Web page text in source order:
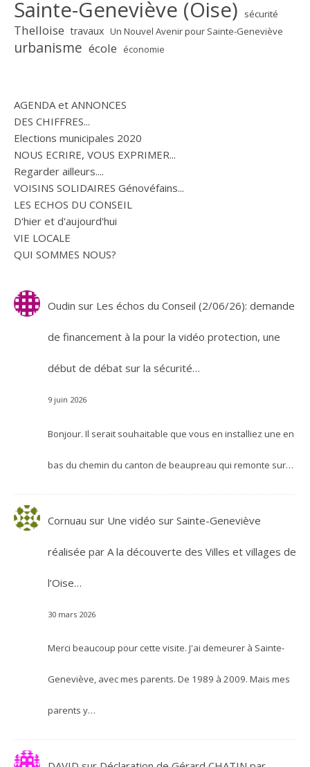
Sainte-Geneviève (Oise) sécurité
Thelloise travaux Un Nouvel Avenir pour Sainte-Geneviève
urbanisme école économie
AGENDA et ANNONCES
DES CHIFFRES...
Elections municipales 2020
NOUS ECRIRE, VOUS EXPRIMER...
Regarder ailleurs....
VOISINS SOLIDAIRES Génovéfains...
LES ECHOS DU CONSEIL
D'hier et d'aujourd'hui
VIE LOCALE
QUI SOMMES NOUS?
Oudin sur Les échos du Conseil (2/06/26): demande
de financement à la pour la vidéo protection, une
début de débat sur la sécurité…
9 juin 2026
Bonjour. Il serait souhaitable que vous en installiez une en
bas du chemin du canton de beaupreau qui remonte sur…
Cornuau sur Une vidéo sur Sainte-Geneviève
réalisée par A la découverte des Villes et villages de
l’Oise…
30 mars 2026
Merci beaucoup pour cette visite. J'ai demeurer à Sainte-
Geneviève, avec mes parents. De 1989 à 2009. Mais mes
parents y…